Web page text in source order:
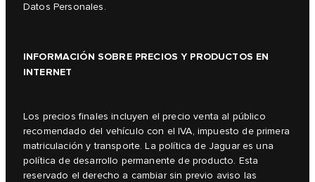
Datos Personales.
INFORMACIÓN SOBRE PRECIOS Y PRODUCTOS EN
INTERNET
Los precios finales incluyen el precio venta al público
recomendado del vehículo con el IVA, impuesto de primera
matriculación y transporte. La política de Jaguar es una
política de desarrollo permanente de producto. Esta
reservado el derecho a cambiar sin previo aviso las